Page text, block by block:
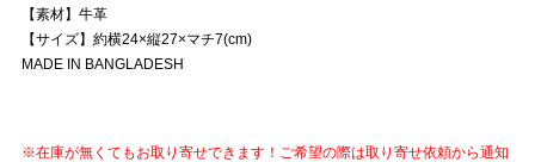
【素材】牛革
【サイズ】約横24×縦27×マチ7(cm)
MADE IN BANGLADESH
※在庫が無くてもお取り寄せできます！ご希望の際は取り寄せ依頼から通知